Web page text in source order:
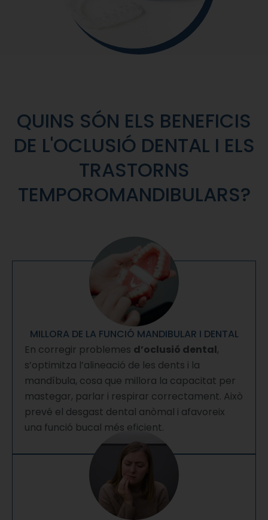
QUINS SÓN ELS BENEFICIS
DE L'OCLUSIÓ DENTAL I ELS
TRASTORNS
TEMPOROMANDIBULARS?
MILLORA DE LA FUNCIÓ MANDIBULAR I DENTAL
En corregir problemes d’oclusió dental,
s’optimitza l’alineació de les dents i la
mandíbula, cosa que millora la capacitat per
mastegar, parlar i respirar correctament. Això
prevé el desgast dental anòmal i afavoreix
una funció bucal més eficient.